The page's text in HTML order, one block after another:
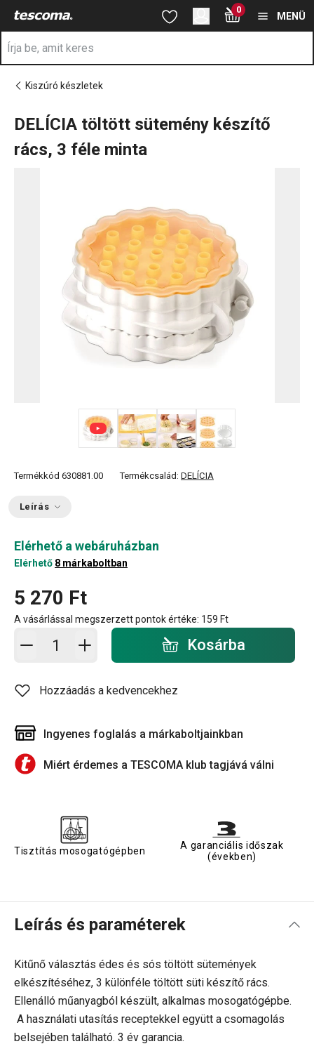
A DELÍCIA töltött sütemény készítő rács, 3 féle minta oldalon
Ugrás a fő tartalomhoz
Ugrás a kereséshez
Ugrás a navigációhoz 0
MENÜ
Kiszúró készletek
DELÍCIA töltött sütemény készítő
rács, 3 féle minta
Termékkód 630881.00 Termékcsalád: DELÍCIA
Leírás
Elérhető a webáruházban
Elérhető 8 márkaboltban
5 270 Ft
A vásárlással megszerzett pontok értéke: 159 Ft
Kosárba - mennyiség Kosárba
Hozzáadás a kedvencekhez
Ingyenes foglalás a márkaboltjainkban
Miért érdemes a TESCOMA klub tagjává válni
Tisztítás mosogatógépben
A garanciális időszak
(években)
Leírás és paraméterek
Kitűnő választás édes és sós töltött sütemények
elkészítéséhez, 3 különféle töltött süti készítő rács.
Ellenálló műanyagból készült, alkalmas mosogatógépbe.
A használati utasítás receptekkel együtt a csomagolás
belsejében található. 3 év garancia.